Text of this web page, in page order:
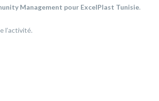
Management pour ExcelPlast Tunisie.
l’activité.